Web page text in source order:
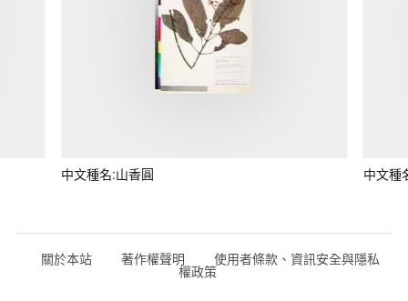
中文種名:山香圓 中文種
關於本站 著作權聲明 使用者條款、資訊安全與隱私
權政策